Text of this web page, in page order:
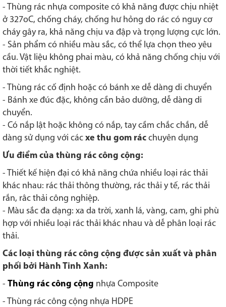
- Thùng rác nhựa composite có khả năng được chịu nhiệt
ở 327oC, chống cháy, chống hư hỏng do rác có nguy cơ
cháy gây ra, khả năng chịu va đập và trọng lượng cực lớn.
- Sản phẩm có nhiều màu sắc, có thể lựa chọn theo yêu
cầu. Vật liệu không phai màu, có khả năng chống chịu với
thời tiết khắc nghiệt.
- Thùng rác cố định hoặc có bánh xe dễ dàng di chuyển
- Bánh xe đúc đặc, không cần bảo dưỡng, dễ dàng di
chuyển.
- Có nắp lật hoặc không có nắp, tay cầm chắc chắn, dễ
dàng sử dụng với các xe thu gom rác chuyên dụng
Ưu điểm của thùng rác công cộng:
- Thiết kế hiện đại có khả năng chứa nhiều loại rác thải
khác nhau: rác thải thông thường, rác thải y tế, rác thải
rắn, râc thải công nghiệp.
- Màu sắc đa dạng: xa da trời, xanh lá, vàng, cam, ghi phù
hợp với nhiều loại rác thải khác nhau và dễ phân loại rác
thải.
Các loại thùng rác công cộng được sản xuất và phân
phối bởi Hành Tinh Xanh:
- Thùng rác công cộng nhựa Composite
- Thùng rác công cộng nhựa HDPE